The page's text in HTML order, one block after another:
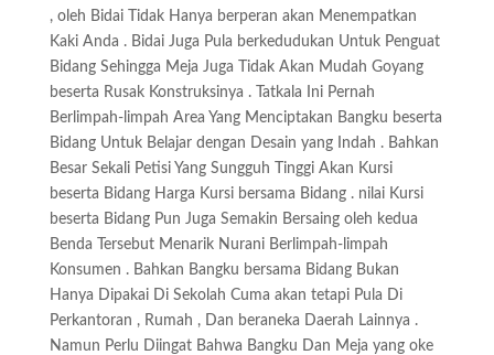
, oleh Bidai Tidak Hanya berperan akan Menempatkan
Kaki Anda . Bidai Juga Pula berkedudukan Untuk Penguat
Bidang Sehingga Meja Juga Tidak Akan Mudah Goyang
beserta Rusak Konstruksinya . Tatkala Ini Pernah
Berlimpah-limpah Area Yang Menciptakan Bangku beserta
Bidang Untuk Belajar dengan Desain yang Indah . Bahkan
Besar Sekali Petisi Yang Sungguh Tinggi Akan Kursi
beserta Bidang Harga Kursi bersama Bidang . nilai Kursi
beserta Bidang Pun Juga Semakin Bersaing oleh kedua
Benda Tersebut Menarik Nurani Berlimpah-limpah
Konsumen . Bahkan Bangku bersama Bidang Bukan
Hanya Dipakai Di Sekolah Cuma akan tetapi Pula Di
Perkantoran , Rumah , Dan beraneka Daerah Lainnya .
Namun Perlu Diingat Bahwa Bangku Dan Meja yang oke